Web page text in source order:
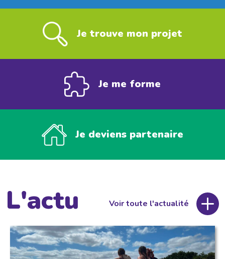
Je trouve mon projet
Je me forme
Je deviens partenaire
L'actu Voir toute l'actualité